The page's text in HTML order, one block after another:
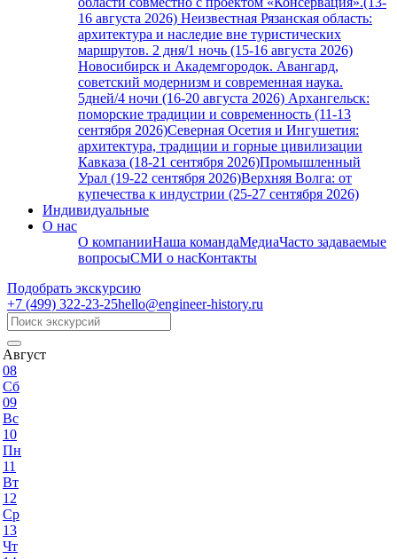
16 августа 2026) Неизвестная Рязанская область:
архитектура и наследие вне туристических
маршрутов. 2 дня/1 ночь (15-16 августа 2026)
Новосибирск и Академгородок. Авангард,
советский модернизм и современная наука.
5дней/4 ночи (16-20 августа 2026) Архангельск:
поморские традиции и современность (11-13
сентября 2026)Северная Осетия и Ингушетия:
архитектура, традиции и горные цивилизации
Кавказа (18-21 сентября 2026)Промышленный
Урал (19-22 сентября 2026)Верхняя Волга: от
купечества к индустрии (25-27 сентября 2026)
Индивидуальные
О нас
О компанииНаша командаМедиаЧасто задаваемые
вопросыСМИ о насКонтакты
Подобрать экскурсию
+7 (499) 322-23-25hello@engineer-history.ru
Август
08
Сб
09
Вс
10
Пн
11
Вт
12
Ср
13
Чт